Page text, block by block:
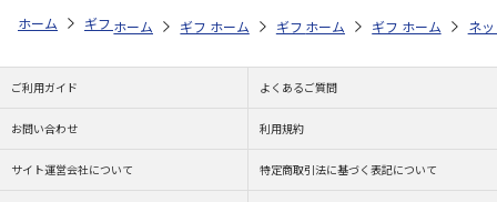
ホーム ギフトストア お中元・夏ギフト特集 2026 おつまみ・お惣菜
ホーム ギフトストア お中元・夏ギフト特集 2026
ホーム ギフトストア お中元・夏ギフト
ホーム ギフトストア お
ホーム ネ
ご利用ガイド よくあるご質問
お問い合わせ 利用規約
サイト運営会社について 特定商取引法に基づく表記について